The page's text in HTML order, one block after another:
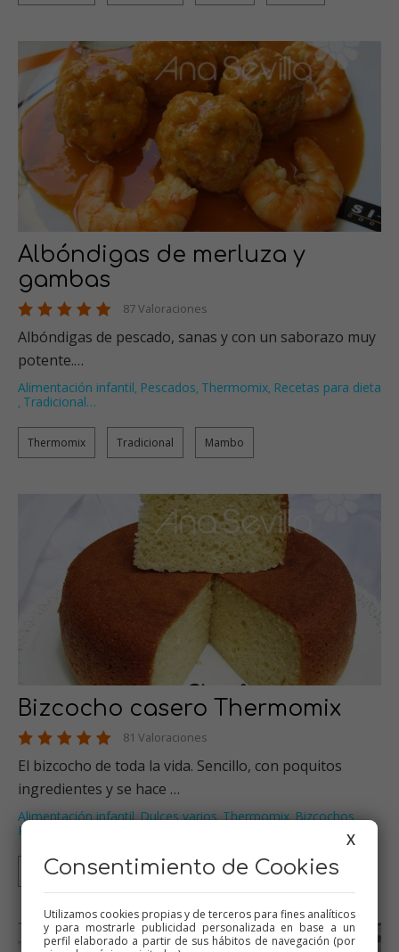
Albóndigas de merluza y
gambas
87 Valoraciones
Albóndigas de pescado, sanas y con un saborazo muy
potente.…
Alimentación infantil, Pescados, Thermomix, Recetas para dieta
, Tradicional…
Thermomix Tradicional Mambo
Bizcocho casero Thermomix
81 Valoraciones
El bizcocho de toda la vida. Sencillo, con poquitos
ingredientes y se hace …
Alimentación infantil,Dulces varios,Thermomix,Bizcochos,
Recetas para olla GM
Thermomix Tradicional Olla GM Mambo
X
Consentimiento de Cookies
Utilizamos cookies propias y de terceros para fines analíticos
y para mostrarle publicidad personalizada en base a un
perfil elaborado a partir de sus hábitos de navegación (por